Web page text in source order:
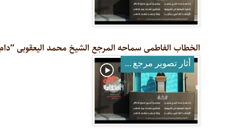
الخطاب الفاطمی سماحه المرجع الشیخ محمد الیعقوبی “دام
أثار تصوير مرجع معظم له